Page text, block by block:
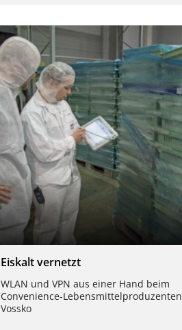
Eiskalt vernetzt
WLAN und VPN aus einer Hand beim
Convenience-Lebensmittelproduzenten
Vossko